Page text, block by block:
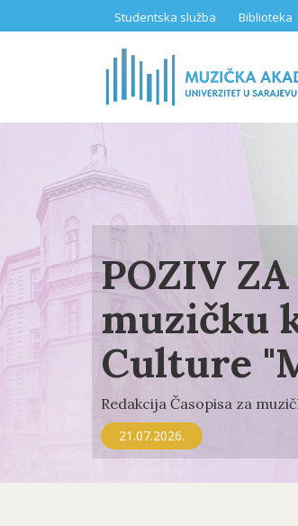
Studentska služba Biblioteka
POZIV
muzičku
Culture
Redakcija Časopisa za
21.07.2026.